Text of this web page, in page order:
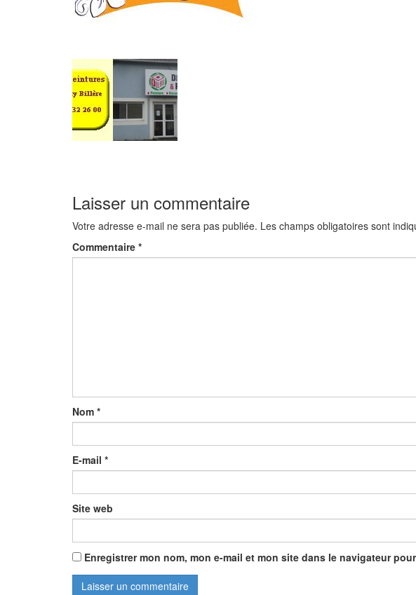
Laisser un commentaire
Votre adresse e-mail ne sera pas publiée. Les champs obligatoires sont
Commentaire *
Nom *
E-mail *
Site web
Enregistrer mon nom, mon e-mail et mon site dans le navigateur